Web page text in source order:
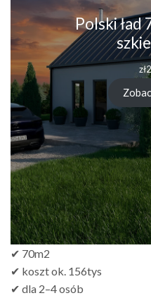
Polski
zł
✔ 70m2
✔ koszt ok. 156tys
✔ dla 2–4 osób